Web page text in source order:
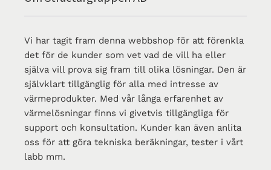
Vi har tagit fram denna webbshop för att förenkla
det för de kunder som vet vad de vill ha eller
själva vill prova sig fram till olika lösningar. Den är
självklart tillgänglig för alla med intresse av
värmeprodukter. Med vår långa erfarenhet av
värmelösningar finns vi givetvis tillgängliga för
support och konsultation. Kunder kan även anlita
oss för att göra tekniska beräkningar, tester i vårt
labb mm.